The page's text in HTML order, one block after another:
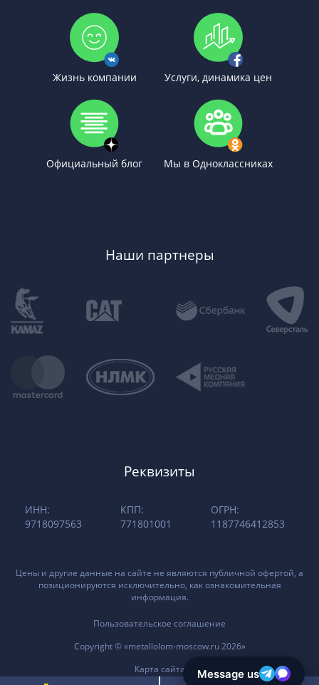
Жизнь компании Услуги, динамика цен
Официальный блог Мы в Одноклассниках
Наши партнеры
Реквизиты
ИНН:
9718097563
КПП:
771801001
ОГРН:
1187746412853
Цены и другие данные на сайте не являются публичной офертой, а
позиционируются исключительно, как ознакомительная
информация.
Пользовательское соглашение
Copyright © «metallolom-moscow.ru 2026»
Карта сайта